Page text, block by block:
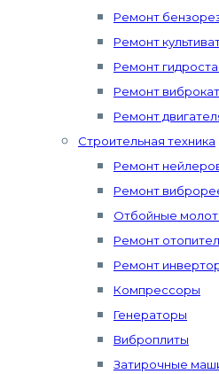
Ремонт
Ремонт
Ремонт
Ремонт
Ремонт
Строительная техника
Ремонт
Ремонт
Отбойные
Ремонт
Ремонт
Компрессоры
Генераторы
Виброплиты
Затирочные